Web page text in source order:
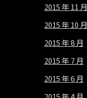
2015 年 11 月
2015 年 10 月
2015 年 8 月
2015 年 7 月
2015 年 6 月